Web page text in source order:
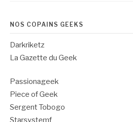
NOS COPAINS GEEKS
Darkriketz
La Gazette du Geek
Passionageek
Piece of Geek
Sergent Tobogo
Starsystemf